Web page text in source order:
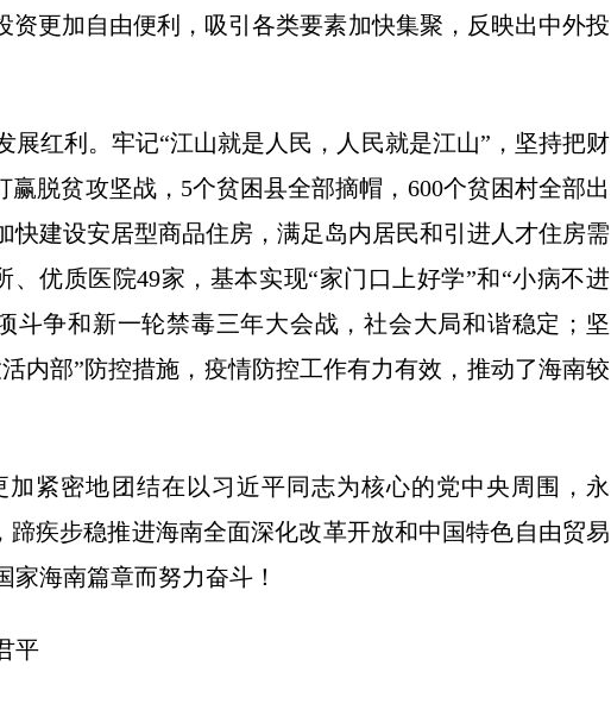
资更加自由便利，吸引各类要素加快集聚，反映出中外投
展红利。牢记“江山就是人民，人民就是江山”，坚持把财
脱贫攻坚战，5个贫困县全部摘帽，600个贫困村全部出
快建设安居型商品住房，满足岛内居民和引进人才住房需
优质医院49家，基本实现“家门口上好学”和“小病不进
斗争和新一轮禁毒三年大会战，社会大局和谐稳定；坚
内部”防控措施，疫情防控工作有力有效，推动了海南较
紧密地团结在以习近平同志为核心的党中央周围，永
蹄疾步稳推进海南全面深化改革开放和中国特色自由贸易
海南篇章而努力奋斗！
平